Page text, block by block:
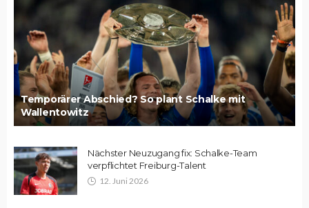
Temporärer Abschied? So plant Schalke mit
Wallentowitz
Nächster Neuzugang fix: Schalke-Team
verpflichtet Freiburg-Talent
12. Juni 2026